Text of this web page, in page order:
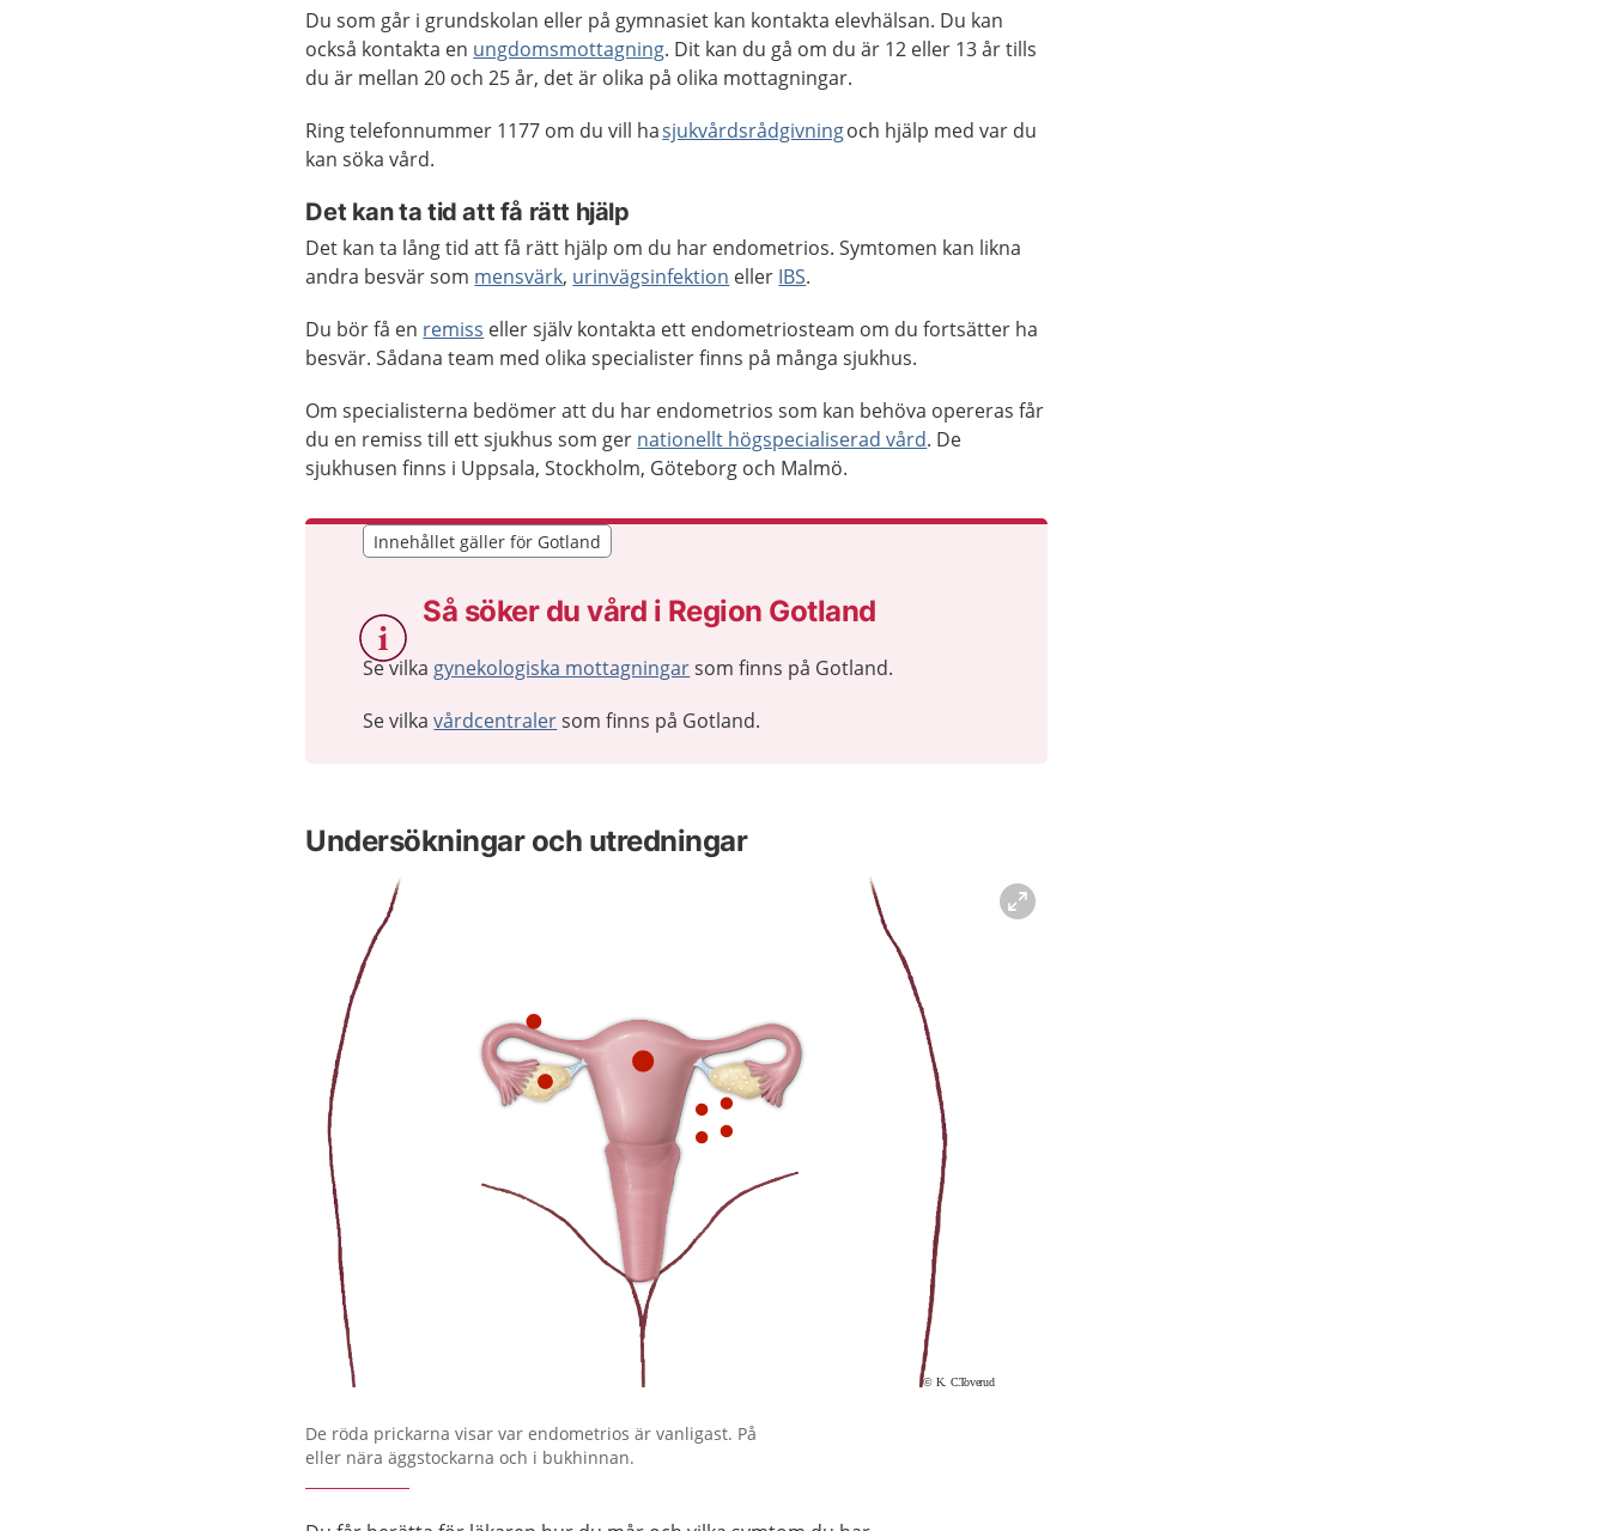
Du som går i grundskolan eller på gymnasiet kan kontakta elevhälsan. Du kan
också kontakta en ungdomsmottagning. Dit kan du gå om du är 12 eller 13 år tills
du är mellan 20 och 25 år, det är olika på olika mottagningar.
Ring telefonnummer 1177 om du vill hasjukvårdsrådgivningoch hjälp med var du
kan söka vård.
Det kan ta tid att få rätt hjälp
Det kan ta lång tid att få rätt hjälp om du har endometrios. Symtomen kan likna
andra besvär som mensvärk, urinvägsinfektion eller IBS.
Du bör få en remiss eller själv kontakta ett endometriosteam om du fortsätter ha
besvär. Sådana team med olika specialister finns på många sjukhus.
Om specialisterna bedömer att du har endometrios som kan behöva opereras får
du en remiss till ett sjukhus som ger nationellt högspecialiserad vård. De
sjukhusen finns i Uppsala, Stockholm, Göteborg och Malmö.
Innehållet gäller för Gotland
Innehållet gäller för Gotland
Så söker du vård i Region Gotland
Se vilka gynekologiska mottagningarsom finns på Gotland.
Se vilkavårdcentralersom finns på Gotland.
Undersökningar och utredningar
Förstora bilden
De röda prickarna visar var endometrios är vanligast. På
eller nära äggstockarna och i bukhinnan.